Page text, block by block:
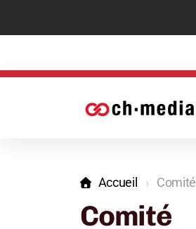
Accueil Comité
Comité